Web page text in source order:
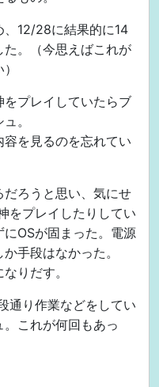
、12/28に結果的に14
。（今思えばこれが
プレイしていたらブ
。
を見るのを忘れてい
だろうと思い、気にせ
をプレイしたりしてい
OSが固まった。電源
手段はなかった。
りだす。
通り作業などをしてい
これが何回もあっ